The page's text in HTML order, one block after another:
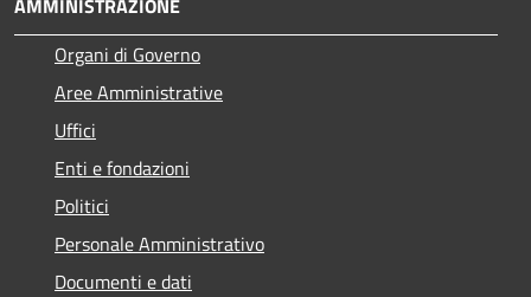
Organi di Governo
Aree Amministrative
Uffici
Enti e fondazioni
Politici
Personale Amministrativo
Documenti e dati